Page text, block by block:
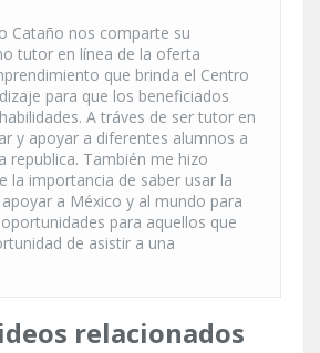
Cataño nos comparte su
tutor en línea de la oferta
que brinda el Centro
para que los beneficiados
A tráves de ser tutor en
y apoyar a diferentes alumnos a
republica. También me hizo
la importancia de saber usar la
a México y al mundo para
para aquellos que
de asistir a una
relacionados